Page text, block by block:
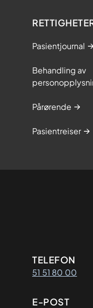
Pasientjournal
Behandling av
Pårørende
Pasientreiser
TELEFON
51 51 80 00
E-POST